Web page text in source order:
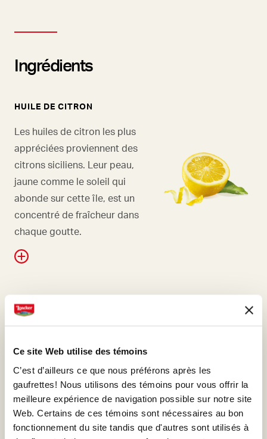
Ce site Web utilise des témoins
C’est d’ailleurs ce que nous préférons après les
gaufrettes! Nous utilisons des témoins pour vous offrir la
meilleure expérience de navigation possible sur notre site
Web. Certains de ces témoins sont nécessaires au bon
fonctionnement du site tandis que d'autres sont utilisés à
Ingrédients
HUILE DE CITRON
Les huiles de citron les plus
appréciées proviennent des
citrons siciliens. Leur peau,
jaune comme le soleil qui
abonde sur cette île, est un
concentré de fraîcheur dans
chaque goutte.
même du bon et
représentent le meilleur de
Loacker. Leur préparation
méticuleuse est un art
qu’Alfons Loacker a toujours
maîtrisé et que son fils Armin